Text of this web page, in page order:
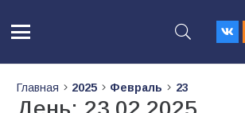
Главная 2025 Февраль 23